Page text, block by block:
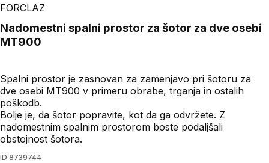
FORCLAZ
Nadomestni spalni prostor za šotor za dve osebi
MT900
Spalni prostor je zasnovan za zamenjavo pri šotoru za
dve osebi MT900 v primeru obrabe, trganja in ostalih
poškodb.
Bolje je, da šotor popravite, kot da ga odvržete. Z
nadomestnim spalnim prostorom boste podaljšali
obstojnost šotora.
ID 8739744